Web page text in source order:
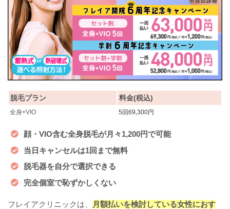
脱毛プラン 料金(税込)
全身+VIO 5回69,300円
顔・VIO含む全身脱毛が月々1,200円で可能
当日キャンセルは1回まで無料
脱毛器を自分で選択できる
完全個室で恥ずかしくない
フレイアクリニックは、
月額払いを検討している女性におす